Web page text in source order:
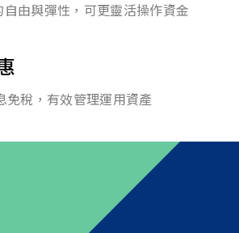
由與彈性，可更靈活操作資金
免稅，有效管理運用資產